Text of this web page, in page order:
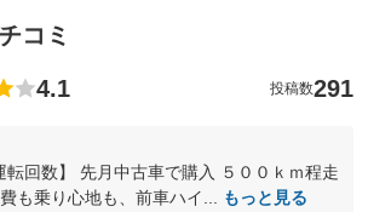
コミ
4.1 投稿数291
転回数】 先月中古車で購入 ５００ｋｍ程走
も乗り心地も、前車ハイ...
もっと見る